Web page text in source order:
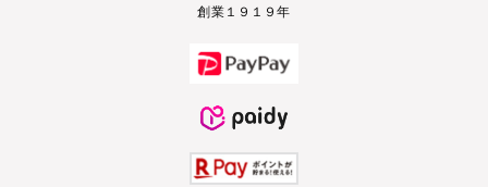
創業１９１９年